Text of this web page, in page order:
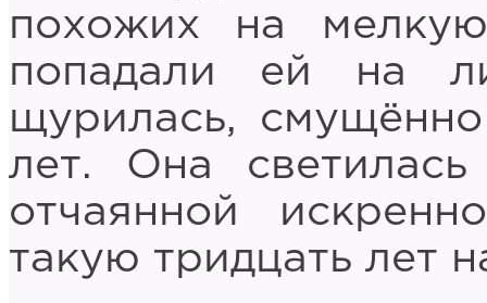
похожих на
попадали ей на
щурилась,
лет. Она
отчаянной
такую тридцать лет